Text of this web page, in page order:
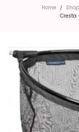
Home / Shop
Cresta